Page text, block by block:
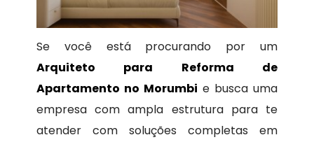
Se você está procurando por um
Arquiteto para Reforma de
Apartamento no Morumbi e busca uma
empresa com ampla estrutura para te
atender com soluções completas em